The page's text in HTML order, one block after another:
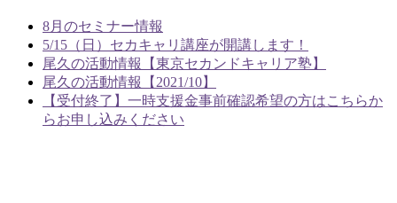
8月のセミナー情報
5/15（日）セカキャリ講座が開講します！
尾久の活動情報【東京セカンドキャリア塾】
尾久の活動情報【2021/10】
【受付終了】一時支援金事前確認希望の方はこちらか
らお申し込みください